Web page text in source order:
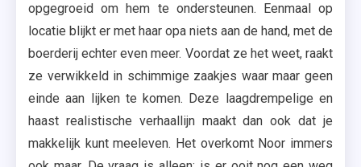
opgegroeid om hem te ondersteunen. Eenmaal op
locatie blijkt er met haar opa niets aan de hand, met de
boerderij echter even meer. Voordat ze het weet, raakt
ze verwikkeld in schimmige zaakjes waar maar geen
einde aan lijken te komen. Deze laagdrempelige en
haast realistische verhaallijn maakt dan ook dat je
makkelijk kunt meeleven. Het overkomt Noor immers